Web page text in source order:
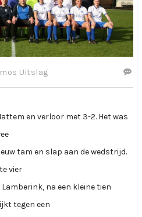
Uitslag
en verloor met 3-2. Het was
tam en slap aan de wedstrijd.
vier
na een kleine tien
tegen een